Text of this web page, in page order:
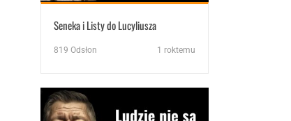
Seneka i Listy do Lucyliusza
819 Odsłon 1 roktemu